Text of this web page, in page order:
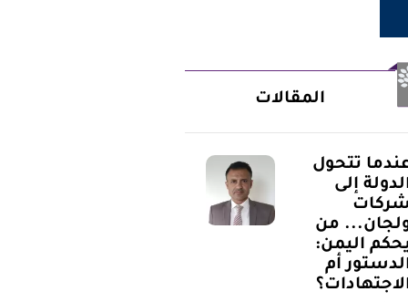
المقالات
تتحول
إلى
من
اليمن:
أم